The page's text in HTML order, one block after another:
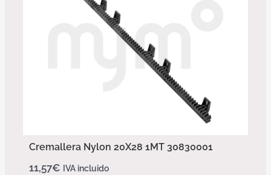
Cremallera Nylon 20X28 1MT 30830001
11,57€ IVA incluido